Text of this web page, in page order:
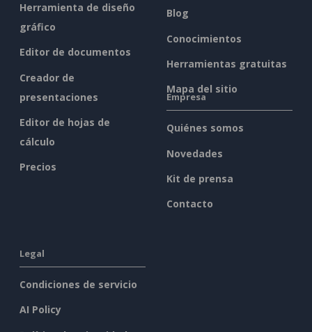
Herramienta de diseño
gráfico
Editor de documentos
Creador de
presentaciones
Editor de hojas de
cálculo
Precios
Blog
Conocimientos
Herramientas gratuitas
Mapa del sitio
Empresa
Quiénes somos
Novedades
Kit de prensa
Contacto
Legal
Condiciones de servicio
AI Policy